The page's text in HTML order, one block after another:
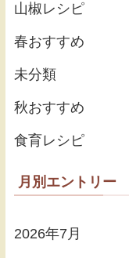
山椒レシピ
春おすすめ
未分類
秋おすすめ
食育レシピ
月別エントリー
2026年7月